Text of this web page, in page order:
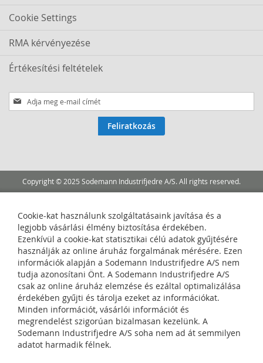
Cookie Settings
RMA kérvényezése
Értékesítési feltételek
Iratkozzon
fel
Feliratkozás
Copyright © 2025 Sodemann Industrifjedre A/S. All rights reserved.
Cookie-kat használunk szolgáltatásaink javítása és a
legjobb vásárlási élmény biztosítása érdekében.
Ezenkívül a cookie-kat statisztikai célú adatok gyűjtésére
használják az online áruház forgalmának mérésére. Ezen
információk alapján a Sodemann Industrifjedre A/S nem
tudja azonosítani Önt. A Sodemann Industrifjedre A/S
csak az online áruház elemzése és ezáltal optimalizálása
érdekében gyűjti és tárolja ezeket az információkat.
Minden információt, vásárlói információt és
megrendelést szigorúan bizalmasan kezelünk. A
Sodemann Industrifjedre A/S soha nem ad át semmilyen
adatot harmadik félnek.